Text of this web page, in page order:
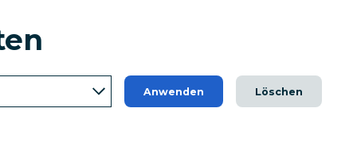
Anwenden Löschen